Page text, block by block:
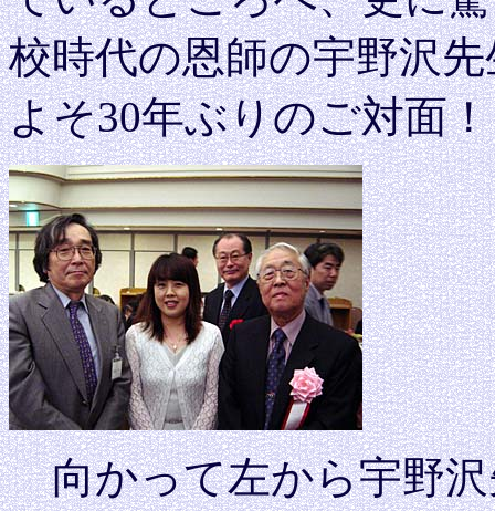
校時代の恩師の宇野沢
よそ30年ぶりのご対面
向かって左から宇野沢